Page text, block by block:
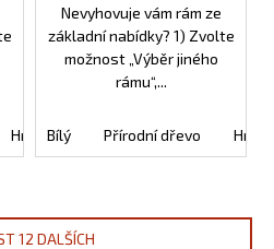
Hnědý Oranžový Černý
Nevyhovuje vám rám ze
základní nabídky? 1) Zvolte
možnost „Výběr jiného
rámu“,...
Bílý Přírodní dřevo
12 DALŠÍCH